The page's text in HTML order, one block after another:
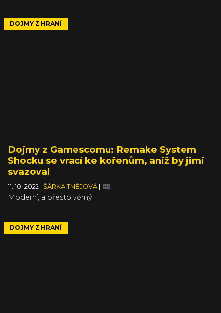
DOJMY Z HRANÍ
Dojmy z Gamescomu: Remake System
Shocku se vrací ke kořenům, aniž by jimi
svazoval
11. 10. 2022 ŠÁRKA TMĚJOVÁ
Moderní, a přesto věrný
DOJMY Z HRANÍ